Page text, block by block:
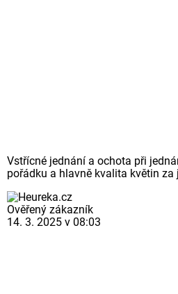
Vstřícné jednání a ochota při
pořádku a hlavně kvalita květin za
Ověřený zákazník
14. 3. 2025 v 08:03